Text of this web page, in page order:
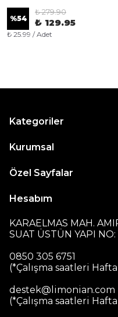
%54
₺ 279.90
₺ 129.95
₺ 25.99 / Adet
Kategoriler
Kurumsal
Özel Sayfalar
Hesabım
KARAELMAS MAH.
SUAT ÜSTÜN YAPI
0850 305 6751
(*Çalışma saatleri
destek@limonian.com
(*Çalışma saatleri